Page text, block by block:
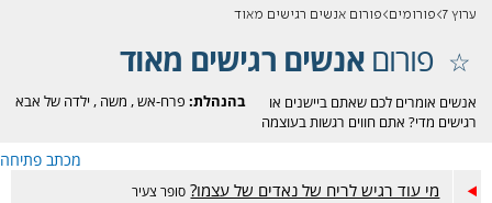
ערוץ 7 פורומים פורום אנשים רגישים מאוד
פורוםאנשים רגישים מאוד
בהנהלת: פרח-אש, משה , ילדה של אבא
אנשים אומרים לכם שאתם ביישנים או
רגישים מדי? אתם חווים רגשות בעוצמה
הנכון בשבלכם :)
מכתב פתיחה
מי עוד רגיש לריח של נאדים של עצמו? סופר צעיר